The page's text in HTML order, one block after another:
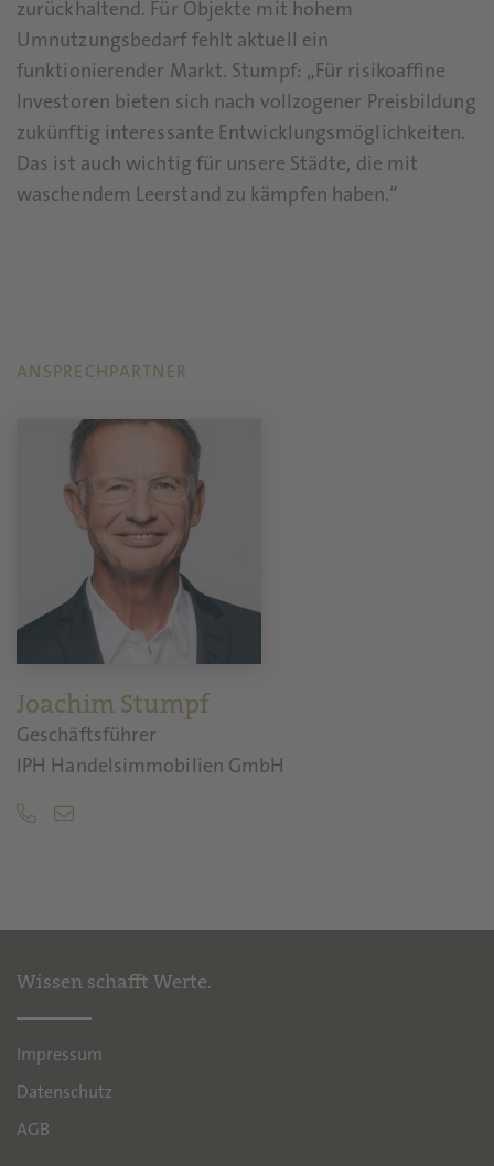
zurückhaltend. Für Objekte mit hohem
Umnutzungsbedarf fehlt aktuell ein
funktionierender Markt. Stumpf: „Für risikoaffine
Investoren bieten sich nach vollzogener Preisbildung
zukünftig interessante Entwicklungsmöglichkeiten.
Das ist auch wichtig für unsere Städte, die mit
waschendem Leerstand zu kämpfen haben.“
ANSPRECHPARTNER
Joachim Stumpf
Geschäftsführer
IPH Handelsimmobilien GmbH
Wissen schafft Werte.
Impressum
Datenschutz
AGB